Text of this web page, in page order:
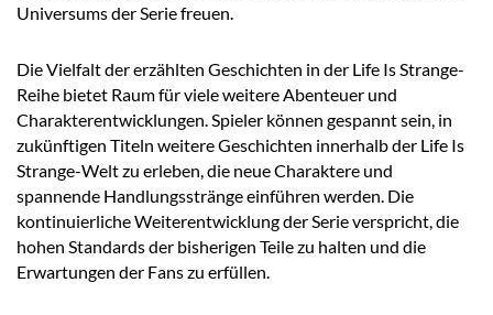
Universums der Serie freuen.
Die Vielfalt der erzählten Geschichten in der Life Is Strange-
Reihe bietet Raum für viele weitere Abenteuer und
Charakterentwicklungen. Spieler können gespannt sein, in
zukünftigen Titeln weitere Geschichten innerhalb der Life Is
Strange-Welt zu erleben, die neue Charaktere und
spannende Handlungsstränge einführen werden. Die
kontinuierliche Weiterentwicklung der Serie verspricht, die
hohen Standards der bisherigen Teile zu halten und die
Erwartungen der Fans zu erfüllen.